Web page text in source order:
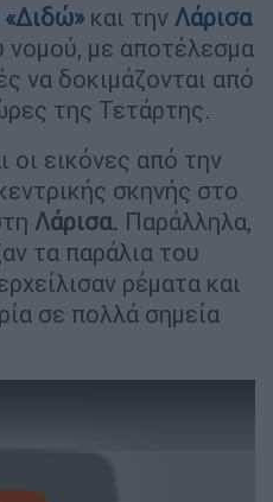
«Διδώ»και την Λάρισα
νομού, με αποτέλεσμα
να δοκιμάζονται από
της Τετάρτης.
οι εικόνες από την
σκηνής στο
Λάρισα. Παράλληλα,
τα παράλια του
ρέματα και
σε πολλά σημεία